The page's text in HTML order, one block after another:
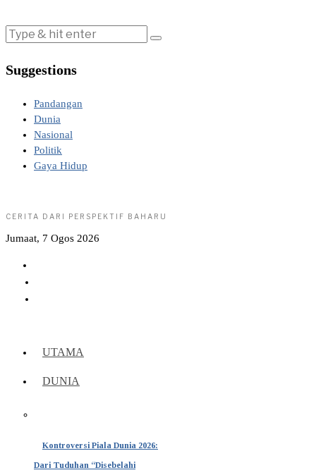
Suggestions
Pandangan
Dunia
Nasional
Politik
Gaya Hidup
CERITA DARI PERSPEKTIF BAHARU
Jumaat, 7 Ogos 2026
UTAMA
DUNIA
Kontroversi Piala Dunia 2026:
Dari Tuduhan “Disebelahi